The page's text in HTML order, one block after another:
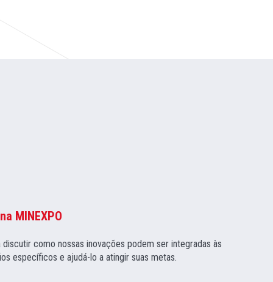
MINEXPO
como nossas inovações podem ser integradas às
específicos e ajudá-lo a atingir suas metas.